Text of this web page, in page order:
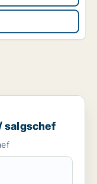
salgschef